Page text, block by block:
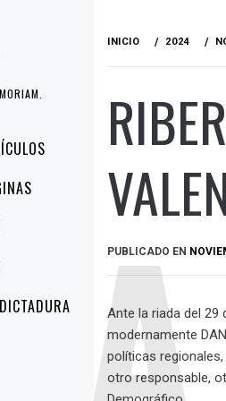
INICIO 2024
PUBLICADO EN
Ante la riada del 29
modernamente
políticas
otro responsable,